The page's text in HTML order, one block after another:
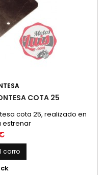
COTA 25
cota 25, realizado en
estrenar
carro